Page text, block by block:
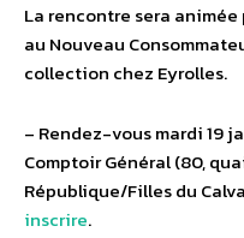
La rencontre sera
au Nouveau
collection chez Eyrolles.
– Rendez-vous mardi 19
Comptoir Général (80,
République/Filles du
inscrire.